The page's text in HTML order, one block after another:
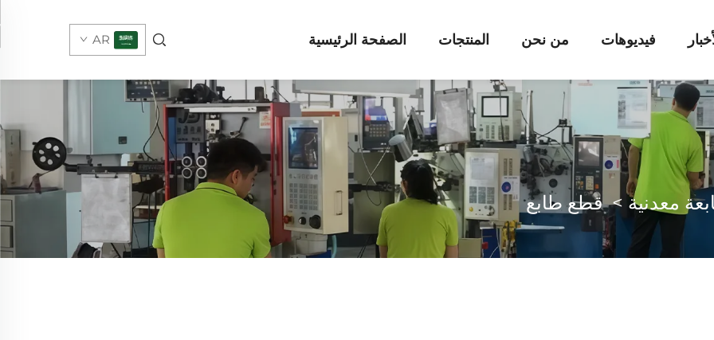
الصفحة الرئيسية المنتجات من نحن فيديوهات AR
معدنية >قطع طابع